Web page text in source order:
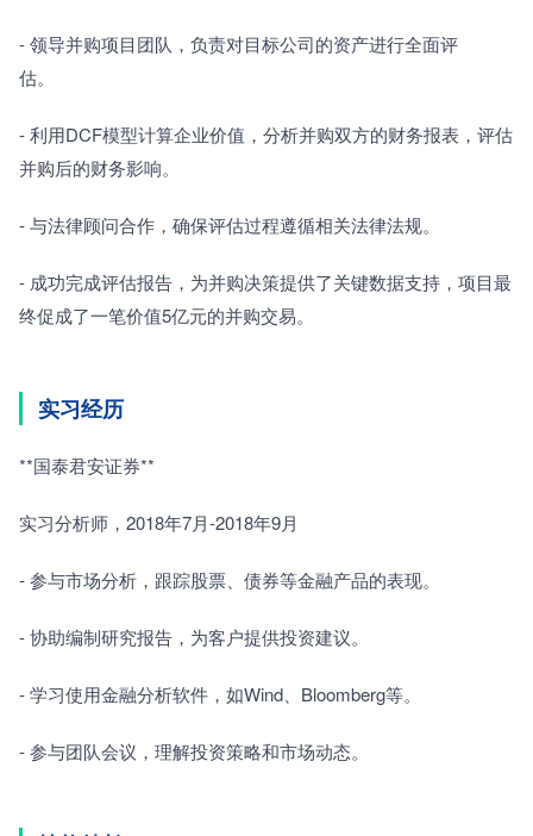
- 领导并购项目团队，负责对目标公司的资产进行全面评
估。
- 利用DCF模型计算企业价值，分析并购双方的财务报表，评估
并购后的财务影响。
- 与法律顾问合作，确保评估过程遵循相关法律法规。
- 成功完成评估报告，为并购决策提供了关键数据支持，项目最
终促成了一笔价值5亿元的并购交易。
实习经历
**国泰君安证券**
实习分析师，2018年7月-2018年9月
- 参与市场分析，跟踪股票、债券等金融产品的表现。
- 协助编制研究报告，为客户提供投资建议。
- 学习使用金融分析软件，如Wind、Bloomberg等。
- 参与团队会议，理解投资策略和市场动态。